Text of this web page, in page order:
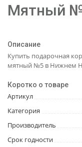
Мятный
Описание
Купить подарочная
мятный №5 в Нижнем
Коротко о товаре
Артикул
Категория
Производитель
Срок годности